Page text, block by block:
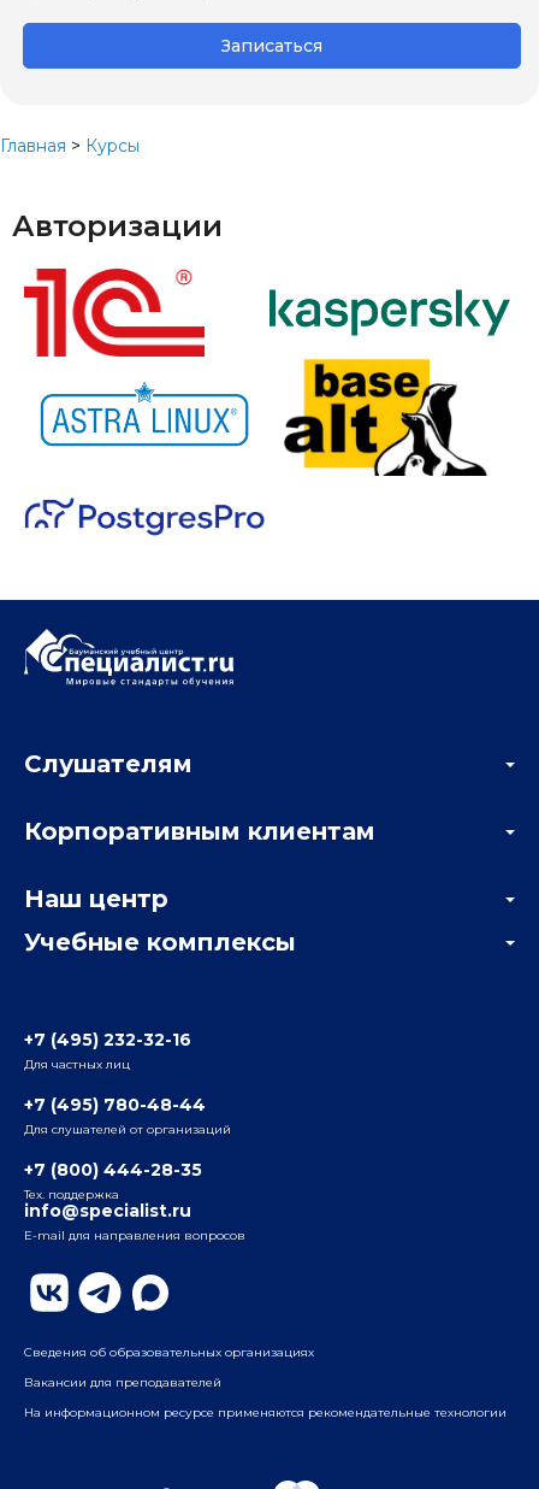
Записаться
Главная > Курсы
Авторизации
Учебные комплексы
Радио
ул. Радио, д.24, корпус 1, 2-й подъезд, 2-й этаж
ул. Воронцовская, д. 35Б, корп.2, 5-й этаж
Бауманский
ул. Бауманская, д. 6, стр. 2, бизнес-центр «Виктория
Плаза», 4-й этаж
Слушателям
Мастер-классы и вебинары
Корпоративным клиентам
Отзывы компаний
Наш центр
Информация о центре
+7 (495) 232-32-16
Для частных лиц
+7 (495) 780-48-44
Для слушателей от организаций
+7 (800) 444-28-35
Тех. поддержка
info@specialist.ru
E-mail для направления вопросов
Сведения об образовательных организациях
Вакансии для преподавателей
На информационном ресурсе применяются рекомендательные технологии